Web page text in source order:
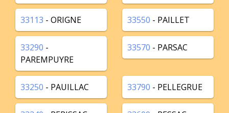
33113 - ORIGNE 33550 - PAILLET
33290 -
PAREMPUYRE
33570 - PARSAC
33250 - PAUILLAC 33790 - PELLEGRUE